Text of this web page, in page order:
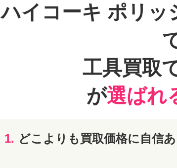
ハイコーキ ポリッ
工具買取
が選ばれ
1. どこよりも買取価格に自信あ